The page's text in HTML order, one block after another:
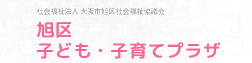
社会福祉法人 大阪市旭区社会福祉協議会
旭区
子ども・子育てプラザ